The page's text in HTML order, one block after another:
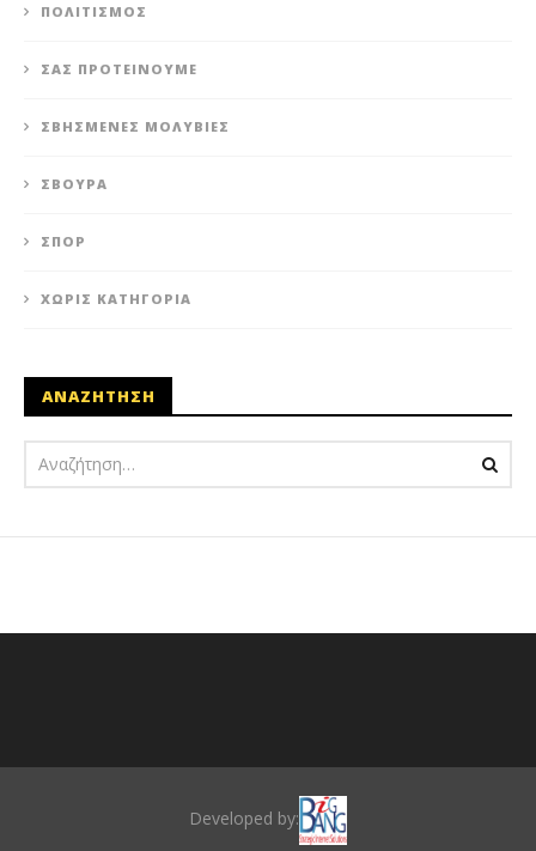
ΠΟΛΙΤΙΣΜΌΣ
ΣΑΣ ΠΡΟΤΕΊΝΟΥΜΕ
ΣΒΗΣΜΈΝΕΣ ΜΟΛΥΒΙΈΣ
ΣΒΟΎΡΑ
ΣΠΟΡ
ΧΩΡΊΣ ΚΑΤΗΓΟΡΊΑ
ΑΝΑΖΗΤΗΣΗ
Developed by: